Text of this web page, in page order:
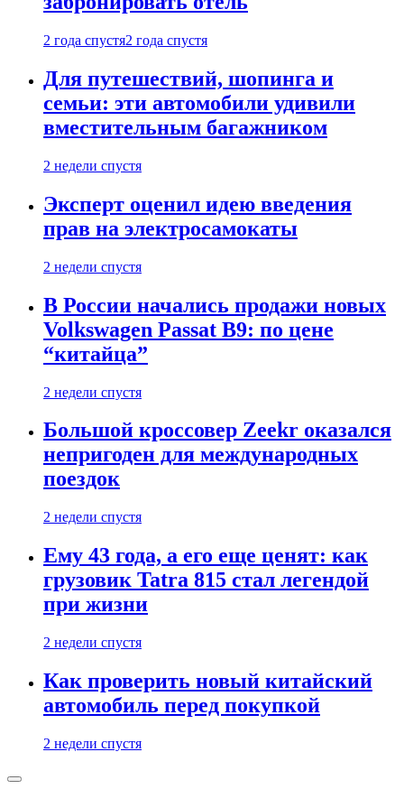
2 года спустя2 года спустя
Для путешествий, шопинга и
семьи: эти автомобили удивили
вместительным багажником
2 недели спустя
Эксперт оценил идею введения
прав на электросамокаты
2 недели спустя
В России начались продажи новых
Volkswagen Passat B9: по цене
“китайца”
2 недели спустя
Большой кроссовер Zeekr оказался
непригоден для международных
поездок
2 недели спустя
Ему 43 года, а его еще ценят: как
грузовик Tatra 815 стал легендой
при жизни
2 недели спустя
Как проверить новый китайский
автомобиль перед покупкой
2 недели спустя